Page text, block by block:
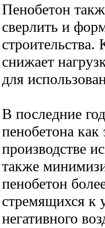
Пенобетон
сверлить и
строительства.
снижает
для
В последние
пенобетона как
производстве
также
пенобетон
стремящихся к
негативного